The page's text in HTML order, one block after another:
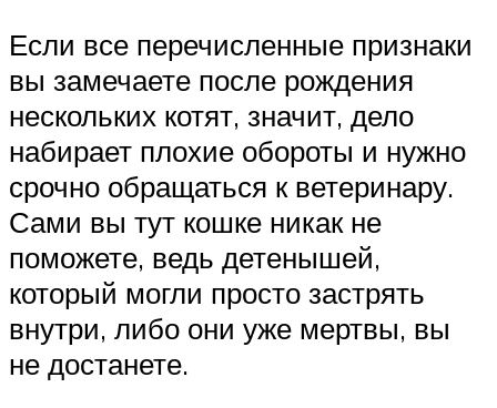
Если все перечисленные признаки
вы замечаете после рождения
нескольких котят, значит, дело
набирает плохие обороты и нужно
срочно обращаться к ветеринару.
Сами вы тут кошке никак не
поможете, ведь детенышей,
который могли просто застрять
внутри, либо они уже мертвы, вы
не достанете.